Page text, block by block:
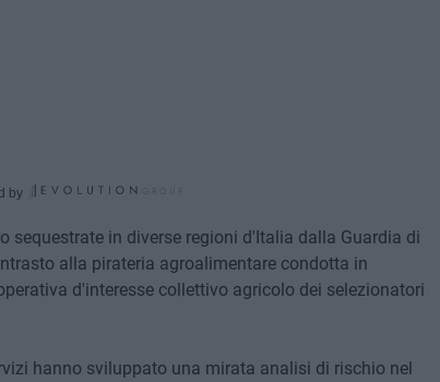
by
sequestrate in diverse regioni d'Italia dalla Guardia di
alla pirateria agroalimentare condotta in
d'interesse collettivo agricolo dei selezionatori
hanno sviluppato una mirata analisi di rischio nel